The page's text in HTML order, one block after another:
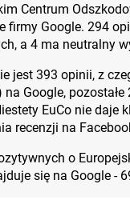
Centrum
firmy Google. 294
a 4 ma neutralny
jest 393 opinii, z
Google, pozostałe
EuCo nie daje
recenzji na
o
się na Google -